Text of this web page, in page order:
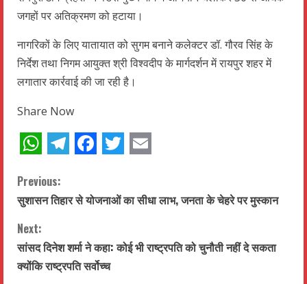
जगहों पर अतिक्रमण को हटाया।
नागरिकों के लिए यातायात को सुगम बनाने कलेक्टर डॉ. गौरव सिंह के
निर्देश तथा निगम आयुक्त श्री विश्वदीप के मार्गदर्शन में रायपुर शहर में
लगातार कार्रवाई की जा रही है।
Share Now
C
o
n
t
Previous:
सुशासन तिहार से योजनाओं का सीधा लाभ, जनता के चेहरे पर मुस्कान
Next:
सांसद दिनेश शर्मा ने कहा: कोई भी राष्ट्रपति को चुनौती नहीं दे सकता
क्योंकि राष्ट्रपति सर्वोच्च